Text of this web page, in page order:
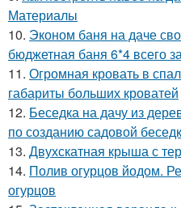
Материалы
10. Эконом баня на даче
бюджетная баня 6*4 всего
11. Огромная кровать в
габариты больших кроватей
12. Беседка на дачу из
по созданию садовой
13. Двухскатная крыша с
14. Полив огурцов йодом.
огурцов